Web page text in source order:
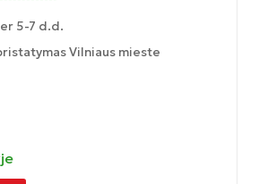
5-7 d.d.
Vilniaus mieste